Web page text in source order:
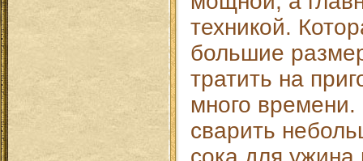
техникой.
большие
тратить на
много
сварить